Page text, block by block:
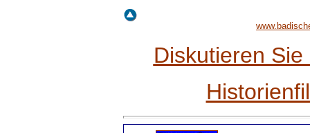
Diskutieren